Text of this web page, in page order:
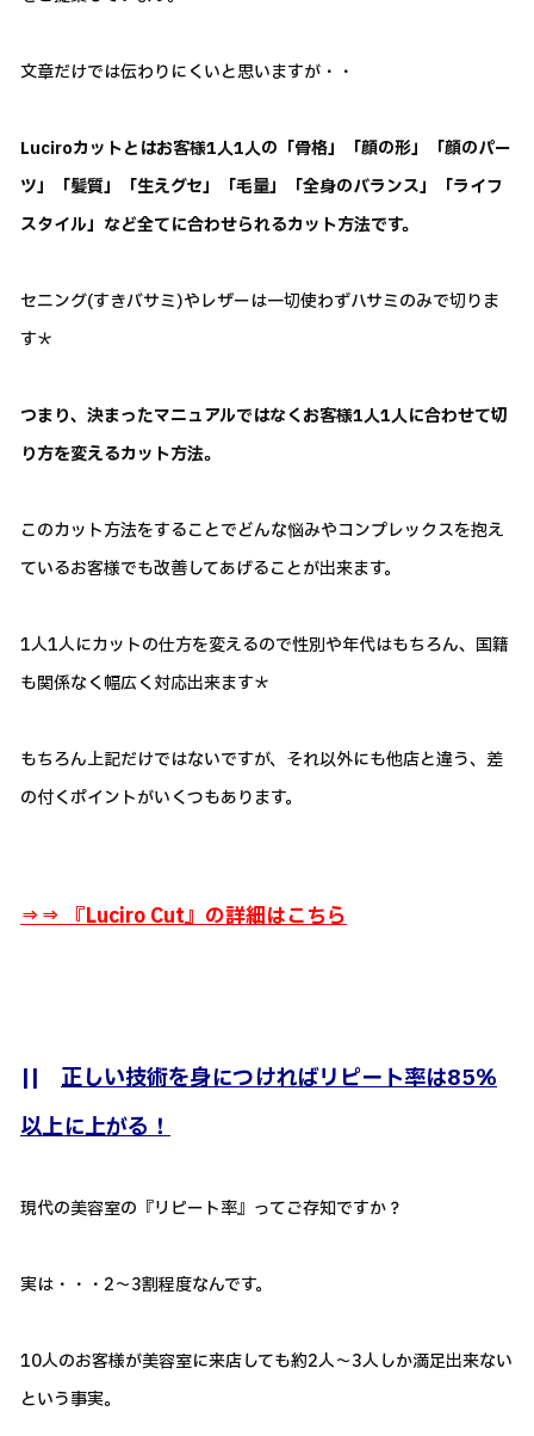
文章だけでは伝わりにくいと思いますが・・
Luciroカットとはお客様1人1人の「骨格」「顔の形」「顔のパー
ツ」「髪質」「生えグセ」「毛量」「全身のバランス」「ライフ
スタイル」など全てに合わせられるカット方法です。
セニング(すきバサミ)やレザーは一切使わずハサミのみで切りま
す＊
つまり、決まったマニュアルではなくお客様1人1人に合わせて切
り方を変えるカット方法。
このカット方法をすることでどんな悩みやコンプレックスを抱え
ているお客様でも改善してあげることが出来ます。
1人1人にカットの仕方を変えるので性別や年代はもちろん、国籍
も関係なく幅広く対応出来ます＊
もちろん上記だけではないですが、それ以外にも他店と違う、差
の付くポイントがいくつもあります。
⇒⇒ 『Luciro Cut』の詳細はこちら
|| 正しい技術を身につければリピート率は85％
以上に上がる！
現代の美容室の『リピート率』ってご存知ですか？
実は・・・2～3割程度なんです。
10人のお客様が美容室に来店しても約2人～3人しか満足出来ない
という事実。